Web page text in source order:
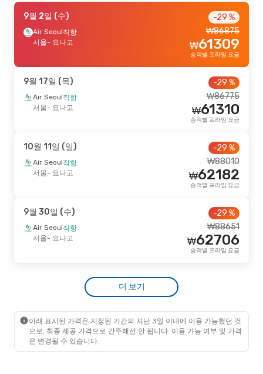
9월 16일 (수)
Air Seoul직항
서울- 요나고
-13 %
152405
132126
9월 9일 (수)
Air Seoul직항
-13 %
152944
8월 24일 (월)
요나고- 서울
163514
155164
승객별 프라임 요금
10월 14일 (수) -12 %
162552
₩
승객별 프라임 요금
9월 2일 (수)
Air Seoul직항
서울- 요나고
-29 %
86875
₩
61309
₩
승객별 프라임 요금
9월 17일 (목)
Air Seoul직항
서울- 요나고
-29 %
86775
₩
61310
₩
승객별 프라임 요금
10월 11일 (일)
Air Seoul직항
서울- 요나고
-29 %
88010
₩
62182
₩
승객별 프라임 요금
9월 30일 (수)
Air Seoul직항
서울- 요나고
-29 %
88651
₩
62706
₩
승객별 프라임 요금
더 보기
아래 표시된 가격은 지정된 기간의 지난 3일 이내에 이용 가능했던 것
으로, 최종 제공 가격으로 간주해선 안 됩니다. 이용 가능 여부 및 가격
은 변경될 수 있습니다.